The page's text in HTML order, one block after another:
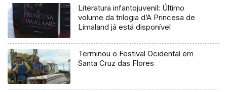
Literatura infantojuvenil: Último
volume da trilogia d’A Princesa de
Limaland já está disponível
Terminou o Festival Ocidental em
Santa Cruz das Flores